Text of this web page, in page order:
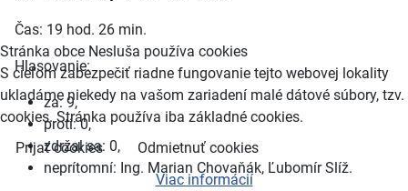
Čas: 19 hod. 26 min.
Hlasovanie:
za: 9,
proti: 0,
zdržal sa: 0,
neprítomní: Ing. Marian Chovaňák, Ľubomír Slíž.
Stránka obce Nesluša používa cookies
S cieľom zabezpečiť riadne fungovanie tejto webovej lokality
ukladáme niekedy na vašom zariadení malé dátové súbory, tzv.
cookies. Stránka používa iba základné cookies.
Prijať cookies
Odmietnuť cookies
Viac informácií